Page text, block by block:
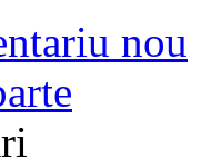
nou